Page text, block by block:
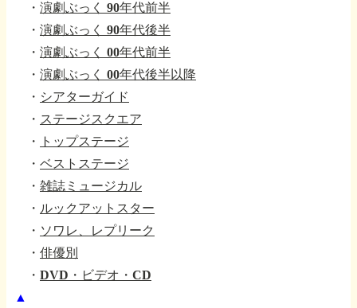
・ 演劇ぶっく 90年代前半
・ 演劇ぶっく 90年代後半
・ 演劇ぶっく 00年代前半
・ 演劇ぶっく 00年代後半以降
・ シアターガイド
・ ステージスクエア
・
トップステージ
・ ベストステージ
・ 雑誌ミュージカル
・ ルックアットスター
・ ソワレ、レプリーク
・ 俳優別
・ DVD・ビデオ・CD
▲